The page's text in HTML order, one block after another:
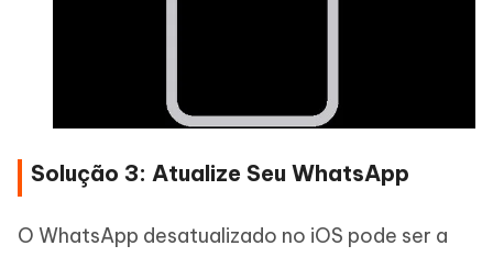
Solução 3: Atualize Seu WhatsApp
O WhatsApp desatualizado no iOS pode ser a